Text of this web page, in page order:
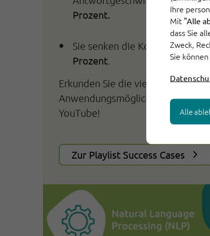
Ihre
Mit "Alle
dass Sie
Zweck,
Sie
Alle
Prozent.
Sie senken die
Prozent
Erkunden Sie die vielfältigen und
Anwendungsmöglichkeiten in
YouTube!
Zur Playlist Success Cases